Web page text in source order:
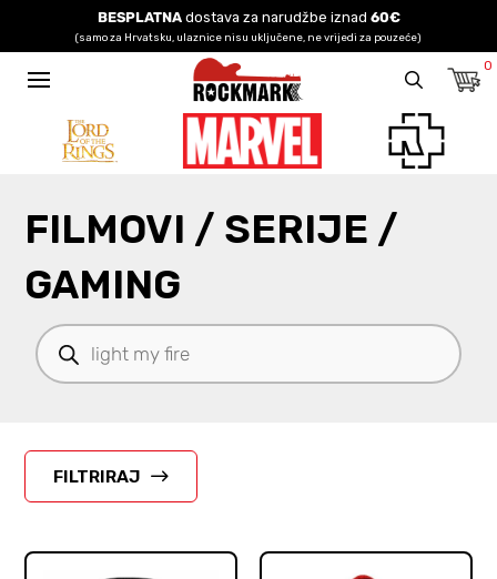
BESPLATNAdostava za narudžbe iznad 60€
(samo za Hrvatsku, ulaznice nisu uključene, ne vrijedi za pouzeće)
0
FILMOVI / SERIJE /
GAMING
Products
search
FILTRIRAJ